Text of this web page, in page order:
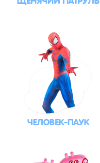
ЧЕЛОВЕК-ПАУК